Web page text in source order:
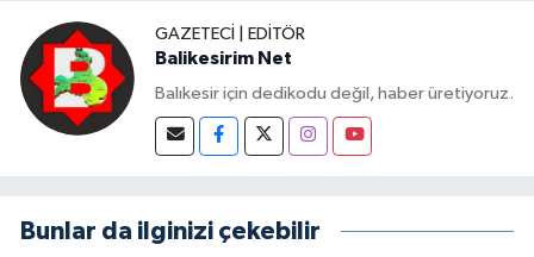
GAZETECI | EDITÖR
Balikesirim Net
Balıkesir için dedikodu değil, haber üretiyoruz.
Bunlar da ilginizi çekebilir